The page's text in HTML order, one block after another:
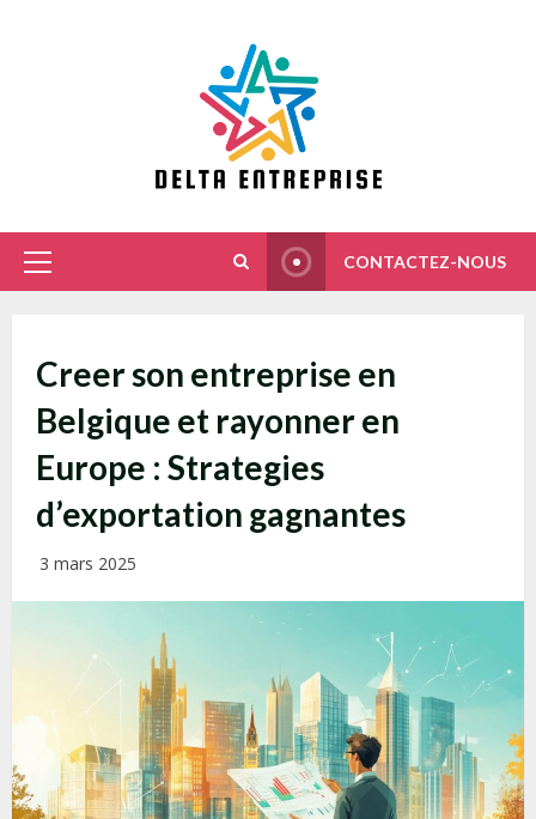
Primary
CONTACTEZ-NOUS
Creer son entreprise en
Belgique et rayonner en
Europe : Strategies
d’exportation gagnantes
3 mars 2025